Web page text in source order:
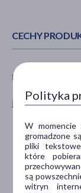
CECHY
PŁEĆ
Kobieta
Polityka
W momencie
gromadzone
pliki
które
są
witryn